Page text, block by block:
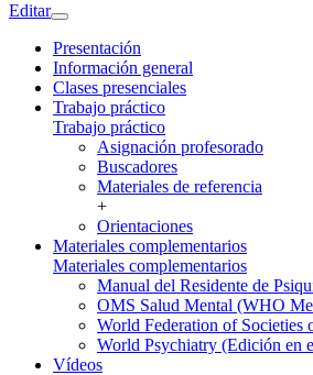
Editar
Presentación
Información general
Clases presenciales
Trabajo práctico
Trabajo práctico
Asignación profesorado
Buscadores
Materiales de referencia
+
Orientaciones
Materiales complementarios
Materiales complementarios
Manual del Residente de
OMS Salud Mental (WHO
World Federation of
World Psychiatry (Edición en
Vídeos